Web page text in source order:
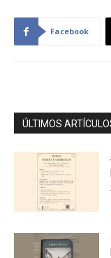
Facebook
ÚLTIMOS